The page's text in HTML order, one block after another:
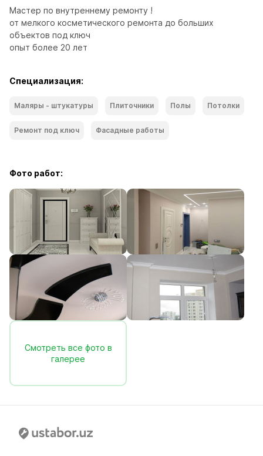
Мастер по внутреннему ремонту !
от мелкого косметического ремонта до больших
объектов под ключ
опыт более 20 лет
Специализация:
Маляры - штукатуры Плиточники Полы Потолки
Ремонт под ключ Фасадные работы
Фото работ:
Смотреть все фото в
галерее